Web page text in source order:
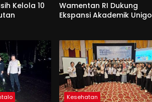
Kelola 10
Wamentan RI Dukung
Ekspansi Akademik Unigo
Kesehatan